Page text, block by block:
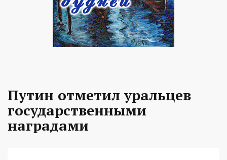
Путин отметил уральцев
государственными
наградами